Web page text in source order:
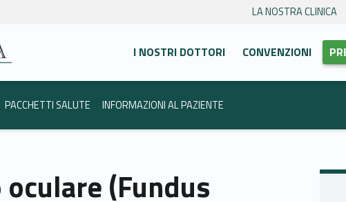
LA NOSTRA CLINICA
I NOSTRI DOTTORI CONVENZIONI
PACCHETTI SALUTE INFORMAZIONI AL PAZIENTE
(Fundus